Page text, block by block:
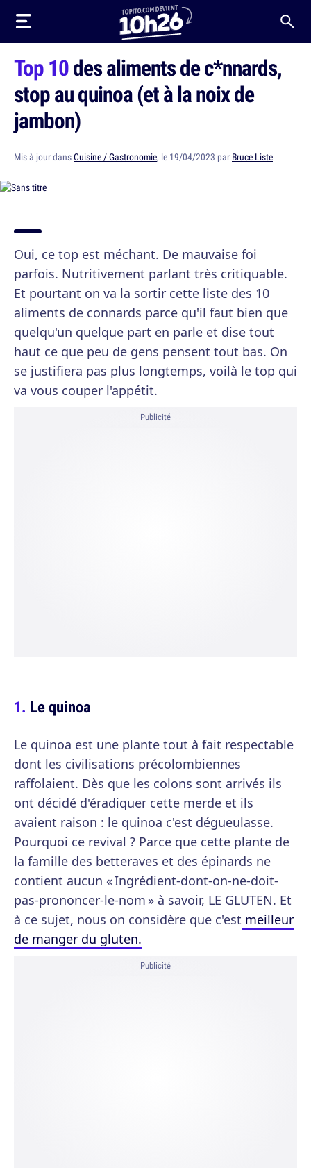
Top 10des aliments de c*nnards,
stop au quinoa (et à la noix de
jambon)
Mis à jour dansCuisine / Gastronomie, le 19/04/2023 par Bruce Liste
Oui, ce top est méchant. De mauvaise foi
parfois. Nutritivement parlant très critiquable.
Et pourtant on va la sortir cette liste des 10
aliments de connards parce qu'il faut bien que
quelqu'un quelque part en parle et dise tout
haut ce que peu de gens pensent tout bas. On
se justifiera pas plus longtemps, voilà le top qui
va vous couper l'appétit.
Publicité
Le quinoa
Le quinoa est une plante tout à fait respectable
dont les civilisations précolombiennes
raffolaient. Dès que les colons sont arrivés ils
ont décidé d'éradiquer cette merde et ils
avaient raison : le quinoa c'est dégueulasse.
Pourquoi ce revival ? Parce que cette plante de
la famille des betteraves et des épinards ne
contient aucun « Ingrédient-dont-on-ne-doit-
pas-prononcer-le-nom » à savoir, LE GLUTEN. Et
à ce sujet, nous on considère que c'est meilleur
de manger du gluten.
Publicité